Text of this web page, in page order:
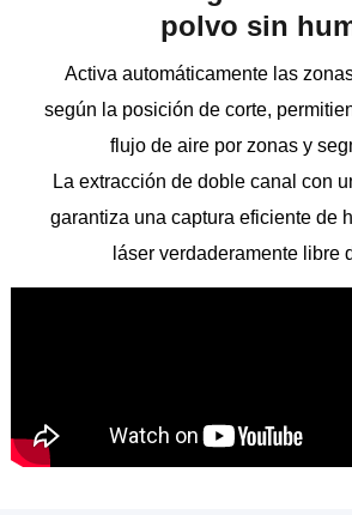
polvo sin
Activa automáticamente las
según la posición de corte,
flujo de aire por zonas y
La extracción de doble canal con
garantiza una captura eficiente de
láser verdaderamente libre